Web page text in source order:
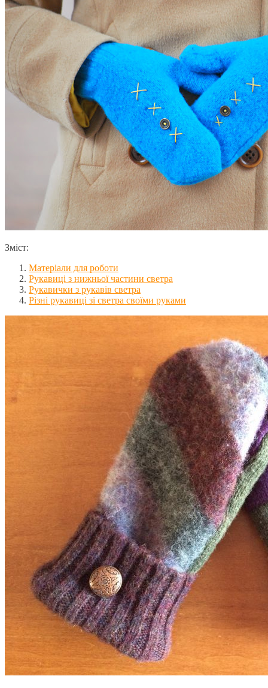
Зміст:
Матеріали для роботи
Рукавиці з нижньої частини светра
Рукавички з рукавів светра
Різні рукавиці зі светра своїми руками